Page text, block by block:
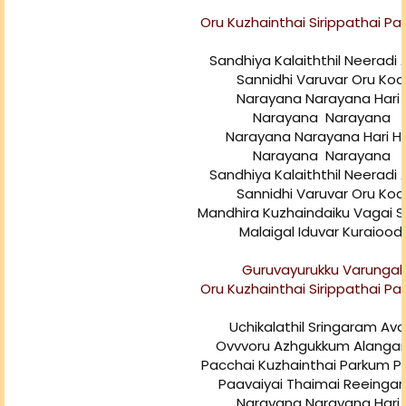
Oru Kuzhainthai Sirippathai
Sandhiya Kalaiththil Neeradi
Sannidhi Varuvar Oru
Narayana Narayana Hari
Narayana Narayana
Narayana Narayana Hari
Narayana Narayana
Sandhiya Kalaiththil Neeradi
Sannidhi Varuvar Oru
Mandhira Kuzhaindaiku Vagai
Malaigal Iduvar Kuraioodi
Guruvayurukku Varungal
Oru Kuzhainthai Sirippathai
Uchikalathil Sringaram
Ovvvoru Azhgukkum
Pacchai Kuzhainthai Parkum
Paavaiyai Thaimai